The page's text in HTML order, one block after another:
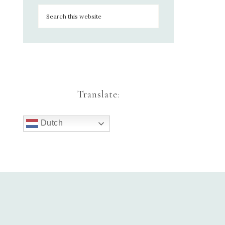
Translate:
Dutch